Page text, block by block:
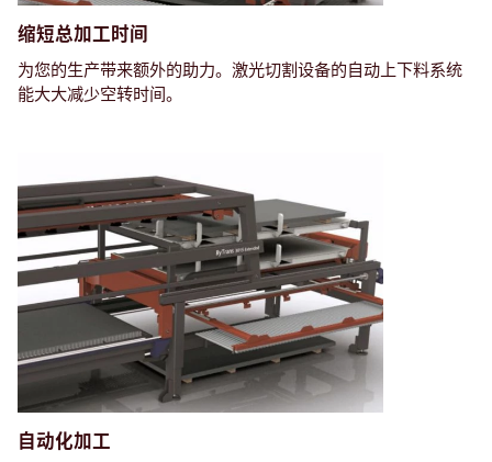
缩短总加工时间
为您的生产带来额外的助力。激光切割设备的自动上下料系统
能大大减少空转时间。
自动化加工